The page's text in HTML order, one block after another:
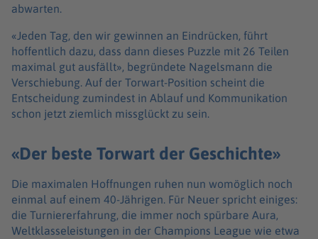
abwarten.
«Jeden Tag, den wir gewinnen an Eindrücken, führt
hoffentlich dazu, dass dann dieses Puzzle mit 26 Teilen
maximal gut ausfällt», begründete Nagelsmann die
Verschiebung. Auf der Torwart-Position scheint die
Entscheidung zumindest in Ablauf und Kommunikation
schon jetzt ziemlich missglückt zu sein.
«Der beste Torwart der Geschichte»
Die maximalen Hoffnungen ruhen nun womöglich noch
einmal auf einem 40-Jährigen. Für Neuer spricht einiges:
die Turniererfahrung, die immer noch spürbare Aura,
Weltklasseleistungen in der Champions League wie etwa